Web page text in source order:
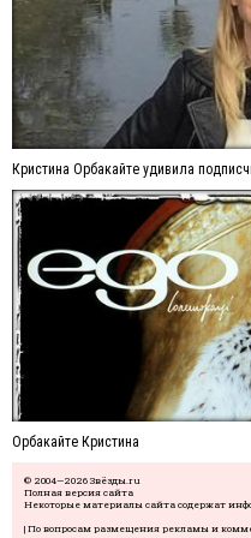
Кристина Орбакайте удивила
Орбакайте Кристина
© 2004—2026 Звёзды.ru
Полная версия сайта
Некоторые материалы сайта содержат
| По вопросам размещения рекламы и